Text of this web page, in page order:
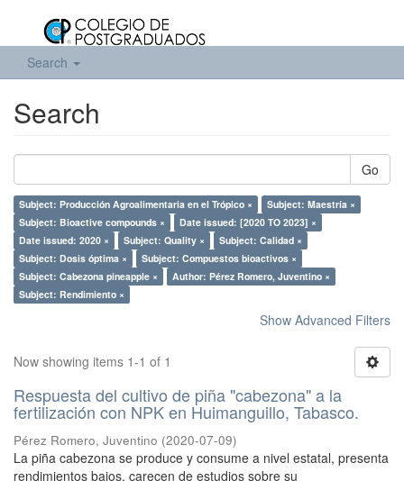
Search
Search
Go
Subject: Producción Agroalimentaria en el Trópico ×
Subject: Maestría ×
Subject: Bioactive compounds ×
Date issued: [2020 TO 2023] ×
Date issued: 2020 ×
Subject: Quality ×
Subject: Calidad ×
Subject: Dosis óptima ×
Subject: Compuestos bioactivos ×
Subject: Cabezona pineapple ×
Author: Pérez Romero, Juventino ×
Subject: Rendimiento ×
Show Advanced Filters
Now showing items 1-1 of 1
Respuesta del cultivo de piña "cabezona" a la
fertilización con NPK en Huimanguillo, Tabasco.
Pérez Romero, Juventino (2020-07-09)
La piña cabezona se produce y consume a nivel estatal, presenta
rendimientos bajos, carecen de estudios sobre su